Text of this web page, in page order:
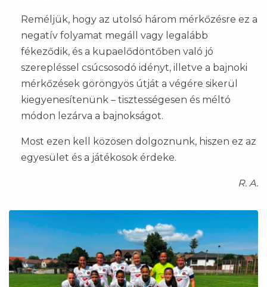
Reméljük, hogy az utolsó három mérkőzésre ez a
negatív folyamat megáll vagy legalább
fékeződik, és a kupaelődöntőben való jó
szerepléssel csúcsosodó idényt, illetve a bajnoki
mérkőzések göröngyös útját a végére sikerül
kiegyenesítenünk – tisztességesen és méltó
módon lezárva a bajnokságot.
Most ezen kell közösen dolgoznunk, hiszen ez az
egyesület és a játékosok érdeke.
R. A.